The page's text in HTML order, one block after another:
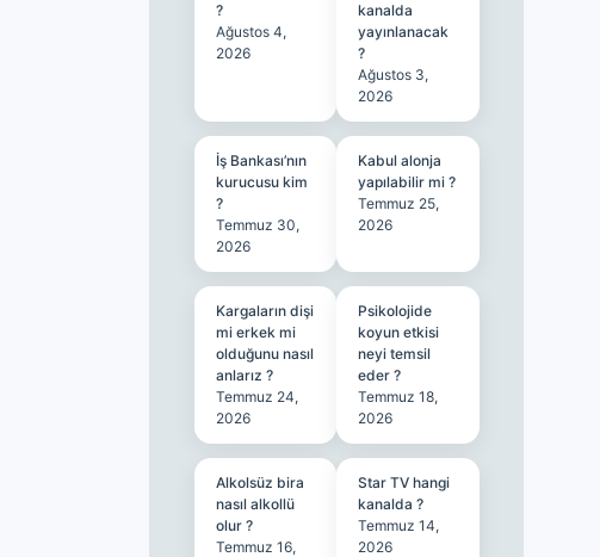
?
Ağustos 4,
2026
kanalda
yayınlanacak
?
Ağustos 3,
2026
İş Bankası’nın
kurucusu kim
?
Temmuz 30,
2026
Kabul alonja
yapılabilir mi ?
Temmuz 25,
2026
Kargaların dişi
mi erkek mi
olduğunu nasıl
anlarız ?
Temmuz 24,
2026
Psikolojide
koyun etkisi
neyi temsil
eder ?
Temmuz 18,
2026
Alkolsüz bira
nasıl alkollü
olur ?
Temmuz 16,
Star TV hangi
kanalda ?
Temmuz 14,
2026